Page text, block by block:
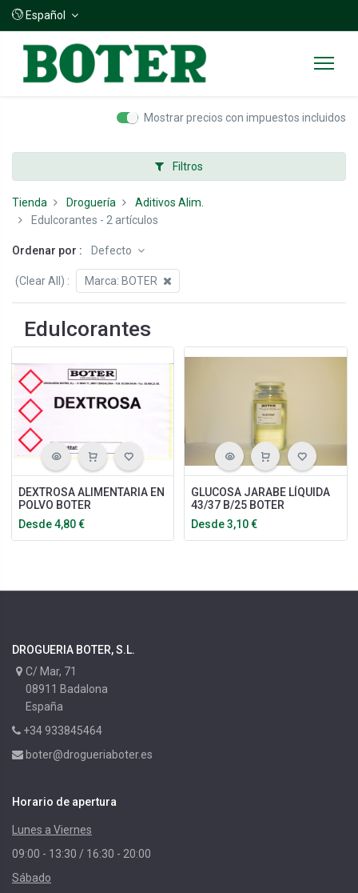
Español
Mostrar precios con impuestos incluidos
Filtros
Tienda Droguería
Aditivos Alim.
Edulcorantes - 2 artículos
Ordenar por : Defecto
(Clear All) : Marca: BOTER
Edulcorantes
DEXTROSA ALIMENTARIA EN
POLVO BOTER
Desde 4,80€
GLUCOSA JARABE LÍQUIDA
43/37 B/25 BOTER
Desde3,10€
DROGUERIA BOTER, S.L.
C/ Mar, 71
08911 Badalona
España
+34 933845464
boter@drogueriaboter.es
Horario de apertura
Lunes a Viernes
09:00 - 13:30 / 16:30 - 20:00
Sábado